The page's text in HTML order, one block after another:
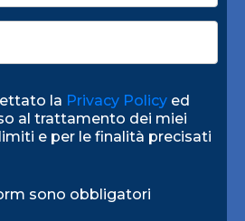
la Privacy Policy ed
al trattamento dei miei
e per le finalità precisati
sono obbligatori